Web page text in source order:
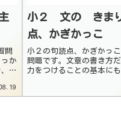
問
か
作
基
小２ 文の きま
点、かぎかっこ
小２の句読点、かぎかっ
問題です。文章の書き方
力をつけることの基本に
紙を使って、句読点やか